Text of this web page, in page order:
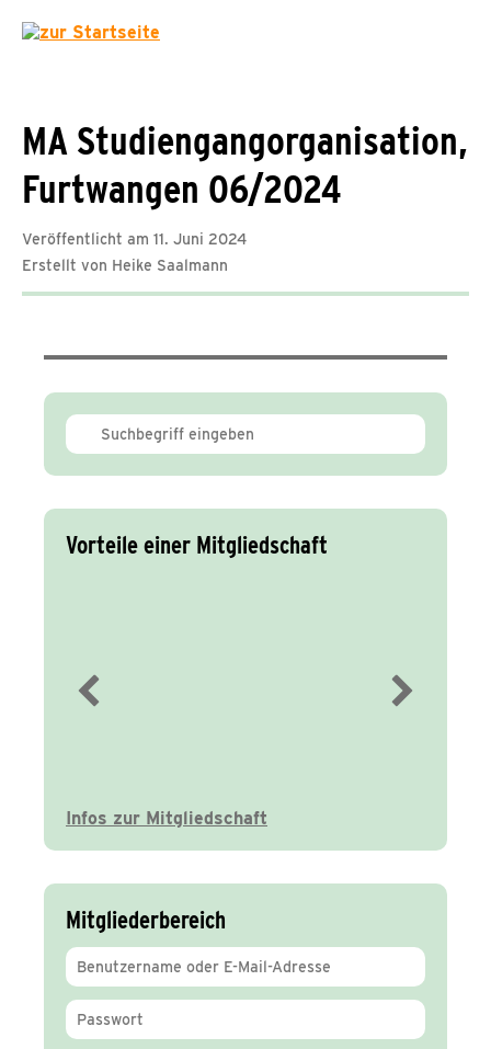
MA Studiengangorganisation,
Furtwangen 06/2024
Veröffentlicht am 11. Juni 2024
Erstellt von Heike Saalmann
Vorteile einer Mitgliedschaft
Infos zur Mitgliedschaft
Mitgliederbereich